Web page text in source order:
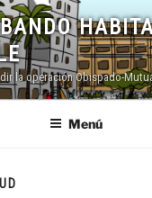
la operación Obispado-
Menú